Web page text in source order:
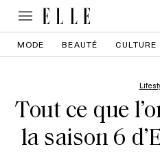
MODE BEAUTÉ CULTURE
Tout ce que
la saison 6